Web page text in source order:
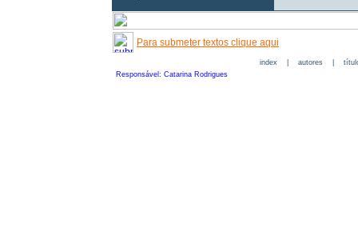
Para submeter textos clique aqui
index| autores|